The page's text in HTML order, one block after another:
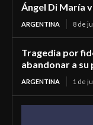
Ángel Di María
ARGENTINA 8 de
Tragedia por
abandonar a su
ARGENTINA 1 de